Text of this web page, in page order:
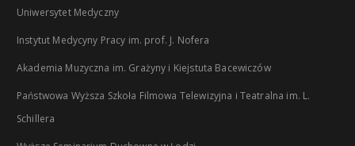
Uniwersytet Medyczny
Instytut Medycyny Pracy im. prof. J. Nofera
Akademia Muzyczna im. Grażyny i Kiejstuta Bacewiczów
Państwowa Wyższa Szkoła Filmowa Telewizyjna i Teatralna im. L.
Schillera